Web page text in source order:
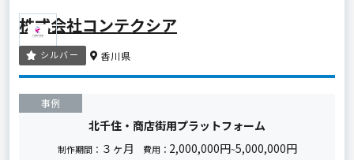
株式会社コンテクシア
シルバー 香川県
事例
北千住・商店街用プラットフォーム
制作期間： ３ヶ月 費用： 2,000,000円~5,000,000円